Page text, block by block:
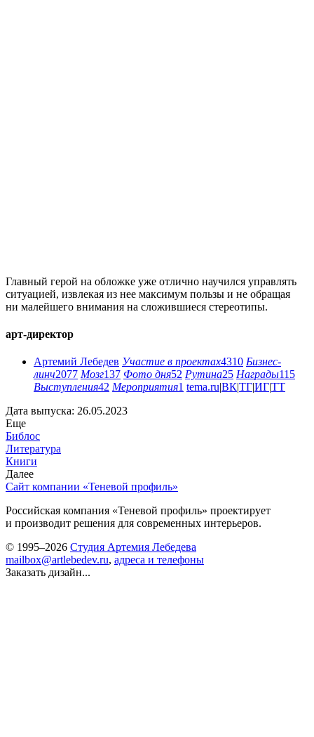
Главный герой на обложке уже отлично научился управлять
ситуацией, извлекая из нее максимум пользы и не обращая
ни малейшего внимания на сложившиеся стереотипы.
арт-директор
Артемий Лебедев Участие в проектах4310 Бизнес-
линч2077 Мозг137 Фото дня52 Рутина25 Награды115
Выступления42 Мероприятия1 tema.ru|ВК|ТГ|ИГ|ТТ
Дата выпуска: 26.05.2023
Еще
Библос
Литература
Книги
Далее
Сайт компании «Теневой профиль»
Российская компания «Теневой профиль» проектирует
и производит решения для современных интерьеров.
© 1995–2026 Студия Артемия Лебедева
mailbox@artlebedev.ru, адреса и телефоны
Заказать дизайн...